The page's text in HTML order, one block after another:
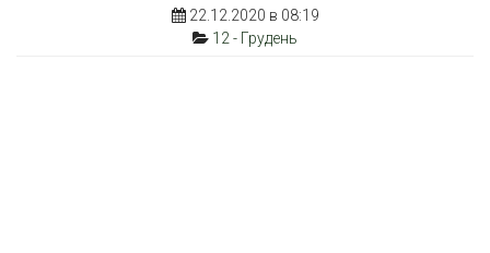
22.12.2020 в 08:19
12 - Грудень